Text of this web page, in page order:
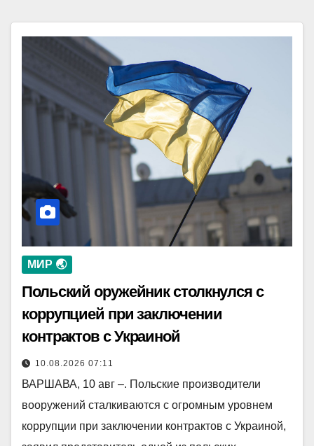
МИР 🌏
Польский оружейник столкнулся с
коррупцией при заключении
контрактов с Украиной
10.08.2026 07:11
ВАРШАВА, 10 авг –. Польские производители
вооружений сталкиваются с огромным уровнем
коррупции при заключении контрактов с Украиной,